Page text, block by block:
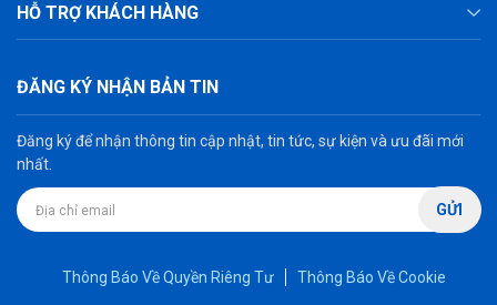
HỖ TRỢ KHÁCH HÀNG
ĐĂNG KÝ NHẬN BẢN TIN
Đăng ký để nhận thông tin cập nhật, tin tức, sự kiện và ưu đãi mới
nhất.
GỬI
Thông Báo Về Quyền Riêng Tư Thông Báo Về Cookie